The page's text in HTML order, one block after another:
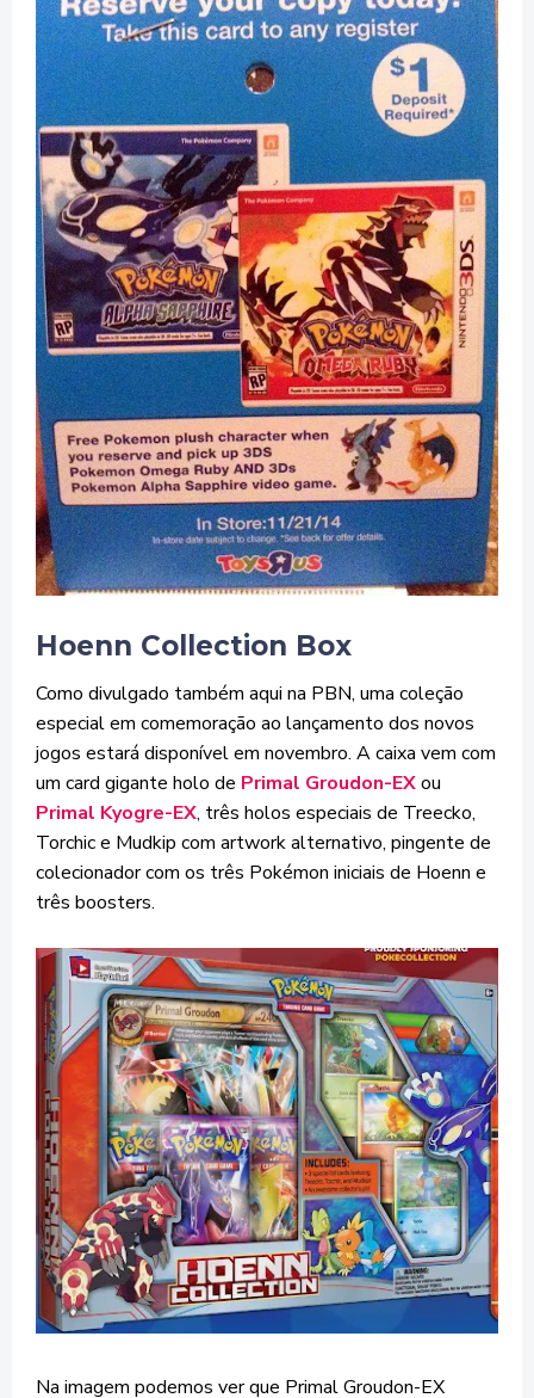
Hoenn Collection Box
Como divulgado também aqui na PBN, uma coleção
especial em comemoração ao lançamento dos novos
jogos estará disponível em novembro. A caixa vem com
um card gigante holo de Primal Groudon-EXou
Primal Kyogre-EX, três holos especiais de Treecko,
Torchic e Mudkip com artwork alternativo, pingente de
colecionador com os três Pokémon iniciais de Hoenn e
três boosters.
Na imagem podemos ver que Primal Groudon-EX